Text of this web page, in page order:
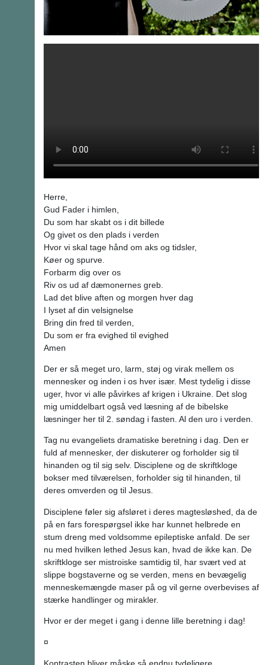
Herre,
Gud Fader i himlen,
Du som har skabt os i dit billede
Og givet os den plads i verden
Hvor vi skal tage hånd om aks og tidsler,
Køer og spurve.
Forbarm dig over os
Riv os ud af dæmonernes greb.
Lad det blive aften og morgen hver dag
I lyset af din velsignelse
Bring din fred til verden,
Du som er fra evighed til evighed
Amen
Der er så meget uro, larm, støj og virak mellem os
mennesker og inden i os hver især. Mest tydelig i disse
uger, hvor vi alle påvirkes af krigen i Ukraine. Det slog
mig umiddelbart også ved læsning af de bibelske
læsninger her til 2. søndag i fasten. Al den uro i verden.
Tag nu evangeliets dramatiske beretning i dag. Den er
fuld af mennesker, der diskuterer og forholder sig til
hinanden og til sig selv. Disciplene og de skriftkloge
bokser med tilværelsen, forholder sig til hinanden, til
deres omverden og til Jesus.
Disciplene føler sig afsløret i deres magtesløshed, da de
på en fars forespørgsel ikke har kunnet helbrede en
stum dreng med voldsomme epileptiske anfald. De ser
nu med hvilken lethed Jesus kan, hvad de ikke kan. De
skriftkloge ser mistroiske samtidig til, har svært ved at
slippe bogstaverne og se verden, mens en bevægelig
menneskemængde maser på og vil gerne overbevises af
stærke handlinger og mirakler.
Hvor er der meget i gang i denne lille beretning i dag!
¤